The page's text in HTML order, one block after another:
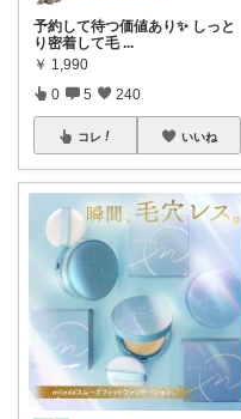
予約して待つ価値あり✨ しっと
り密着して毛 ...
￥ 1,990
0 5 240
コレ いいね